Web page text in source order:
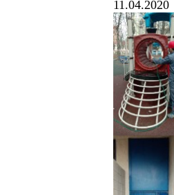
11.04.2020